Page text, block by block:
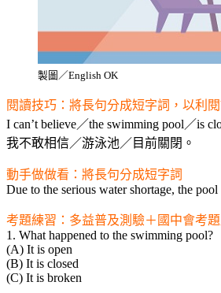
製圖／English OK
閱讀技巧：將長句分成短字詞，以利
I can’t believe／the swimming pool／is
我不敢相信／游泳池／目前關閉。
動手做做看：將長句分成短字詞
Due to the serious water shortage, the
考題練習：多益普及測驗＋國中會考
1. What happened to the swimming pool?
(A) It is open
(B) It is closed
(C) It is broken